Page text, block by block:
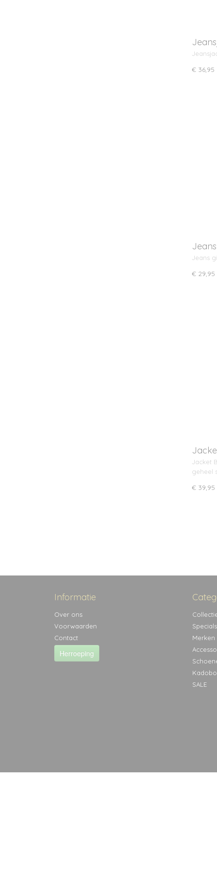
€ 36,95
Jeans
€ 29,95
Jacket
geheel
€ 39,95
Informatie
Over ons
Voorwaarden
Contact
Herroeping
Specials
Merken
SALE